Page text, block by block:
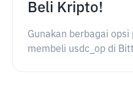
Beli Kripto!
Gunakan berbagai
membeli usdc_op di